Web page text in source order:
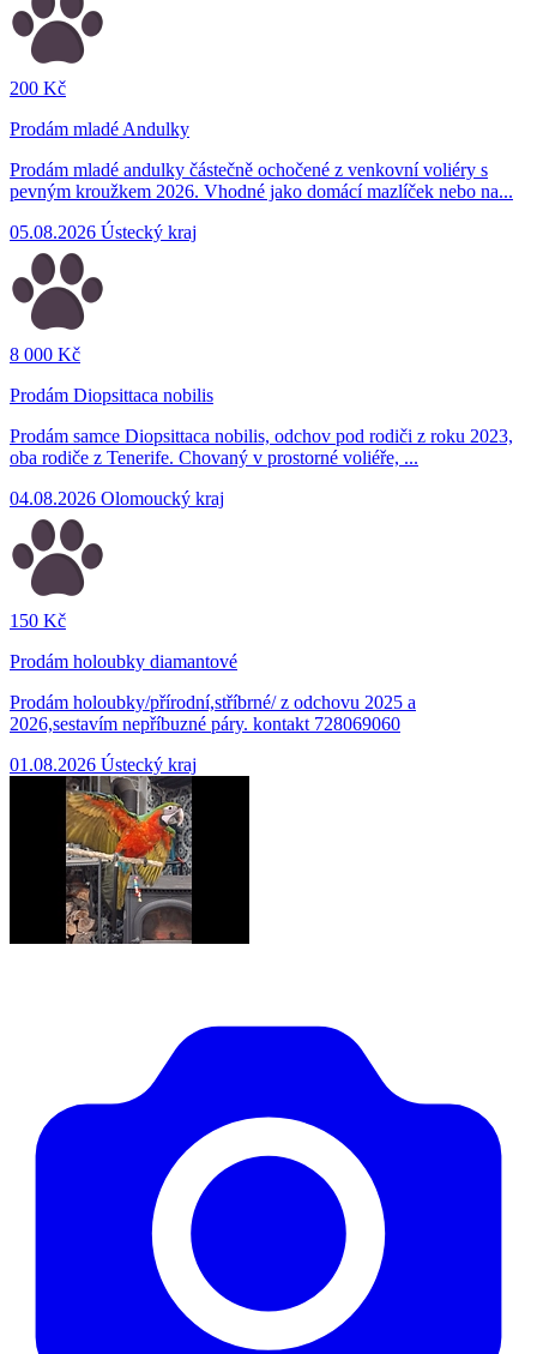
200 Kč
Prodám mladé Andulky
Prodám mladé andulky částečně ochočené z venkovní voliéry s
pevným kroužkem 2026. Vhodné jako domácí mazlíček nebo na...
05.08.2026 Ústecký kraj
8 000 Kč
Prodám Diopsittaca nobilis
Prodám samce Diopsittaca nobilis, odchov pod rodiči z roku 2023,
oba rodiče z Tenerife. Chovaný v prostorné voliéře, ...
04.08.2026 Olomoucký kraj
150 Kč
Prodám holoubky diamantové
Prodám holoubky/přírodní,stříbrné/ z odchovu 2025 a
2026,sestavím nepříbuzné páry. kontakt 728069060
01.08.2026 Ústecký kraj